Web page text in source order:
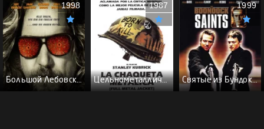
Большой Лебовски - (Перевод Гоблина)
1998
Цельнометаллическая оболочка - (Перевод Гоблина)
1987
Святые из Бундока \ Святые из трущоб - (Перевод Гоблина)
1999